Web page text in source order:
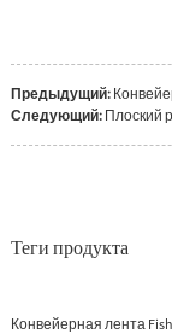
Предыдущий:
Следующий: Плоский
Теги продукта
Конвейерная лента